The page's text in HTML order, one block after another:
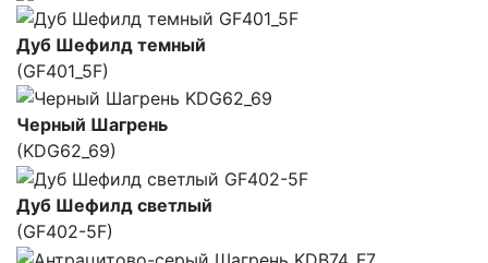
Дуб Шефилд темный
(GF401_5F)
Черный Шагрень
(KDG62_69)
Дуб Шефилд светлый
(GF402-5F)